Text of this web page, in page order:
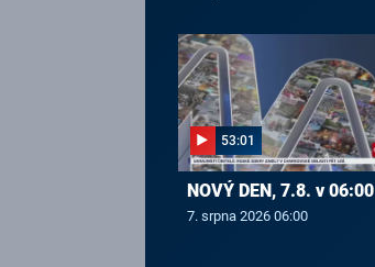
53:01
NOVÝ DEN, 7.8. v 06:00
7. srpna 2026 06:00